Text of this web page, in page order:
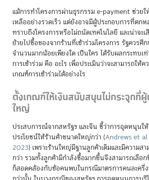
แม้การทำโครงการผ่านธุรกรรม e-payment ช่วยใ
เหลืออย่างรวดเร็ว แต่ยังอาจมีผู้ประกอบการที่ตก
ทราบถึงโครงการหรือไม่ถนัดเทคโนโลยี และน่าจะเ
ย้ายไปซื้อของจากร้านที่เข้าร่วมโครงการ รัฐควร
จำนวนมากน้อยเพียงใด เป็นใคร ได้รับผลกระทบเ
การเข้าร่วม คือ อะไร เพื่อประเมินว่าจะสามารถให้
เกณฑ์การเข้าร่วมได้อย่างไร
ตั้งเกณฑ์ให้เงินสนับสนุนไม่กระจุกที่
ใหญ่
ประสบการณ์จากสหรัฐฯ และจีน ชี้ว่าการอุดหนุนใ
ประโยชน์ให้ร้านค้าขนาดใหญ่กว่า (Andrews et
2023) เพราะร้านใหญ่มีฐานลูกค้าเดิมและมีความส
กว่า รวมทั้งลูกค้ามีกำลังซื้อมากขึ้นจึงสามารถเลือ
ก็สอดคล้องกับข้อคนพบในกรณีมาตรการคนละครึ่